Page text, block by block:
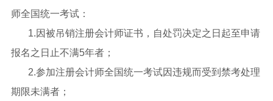
师全国统一考试：
1.因被吊销注册会计师证书，自处罚决定之日起至申请
报名之日止不满5年者；
2.参加注册会计师全国统一考试因违规而受到禁考处理
期限未满者；